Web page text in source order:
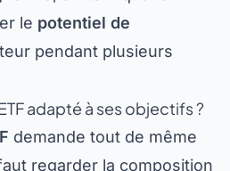
le potentiel de
pendant plusieurs
adapté à ses objectifs ?
demande tout de même
regarder la composition